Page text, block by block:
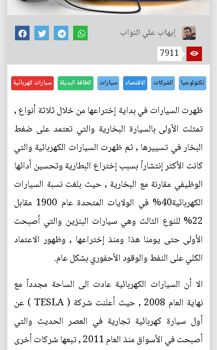
إيهاب علي النواب
7911
تكنولوجيا الشركات الاقتصاد سيارات الطاقة البديلة سيارات كهربائية
ظهرت السيارات في بداية إختراعها من خلال ثلاثة أنواع ,
تمثلت الأولى بالسيارة البخارية والتي تعتمد على ضغط
البخار في تسييرها , ثم ظهرت السيارات الكهربائية والتي
كانت الأكثر إنتشاراً بسبب إختراع البطارية وتحسين أدائها
الوظيفي مقارنة مع البخارية , حيث بلغت نسبة السيارات
الكهربائية40% في الولايات المتحدة عام 1900 مقابل
22% للنوع الثالث وهي سيارات البنزين والتي أصبحت
الأولى حتى يومنا هذا ومنذ إختراعها , وظهور الاعتماد
الكلي على النفط والوقود الأحفوري بشكل عام.
الا أن السيارات الكهربائية عادت الى الساحة مجدداً مع
نهاية العام 2008 , حيث أعلنت شركة ( TESLA ) عن
أول سيارة كهربائية تجارية في العصر الحديث والتي
أصبحت في الأسواق منذ العام 2011 , تبعها شركات أخرى